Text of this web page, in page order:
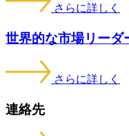
さらに詳しく
世界的な市場リーダ
さらに詳しく
連絡先